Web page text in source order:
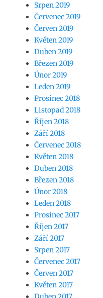
Srpen 2019
Červenec 2019
Červen 2019
Květen 2019
Duben 2019
Březen 2019
Únor 2019
Leden 2019
Prosinec 2018
Listopad 2018
Říjen 2018
Září 2018
Červenec 2018
Květen 2018
Duben 2018
Březen 2018
Únor 2018
Leden 2018
Prosinec 2017
Říjen 2017
Září 2017
Srpen 2017
Červenec 2017
Červen 2017
Květen 2017